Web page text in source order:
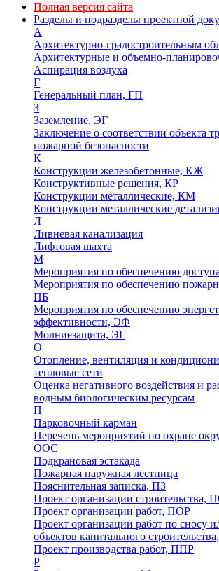
Полная версия сайта
Разделы и подразделы проектной
А
Архитектурно-градостроительным
Архитектурные и объемно-
Аспирация воздуха
Г
Генеральный план, ГП
З
Заземление, ЭГ
Заключение о соответствии объекта
пожарной безопасности
К
Конструкции железобетонные, КЖ
Конструктивные решения, КР
Конструкции металлические, КМ
Конструкции металлические
Л
Ливневая канализация
Лифтовая шахта
М
Мероприятия по обеспечению
Мероприятия по обеспечению
ПБ
Мероприятия по обеспечению
эффективности, ЭФ
Молниезащита, ЭГ
О
Отопление, вентиляция и
тепловые сети
Оценка негативного воздействия и
водным биологическим ресурсам
П
Парковочный карман
Перечень мероприятий по охране
ООС
Подкрановая эстакада
Пожарная наружная лестница
Пояснительная записка, ПЗ
Проект организации строительства,
Проект организации работ, ПОР
Проект организации работ по сносу
объектов капитального
Проект производства работ, ППР
Р